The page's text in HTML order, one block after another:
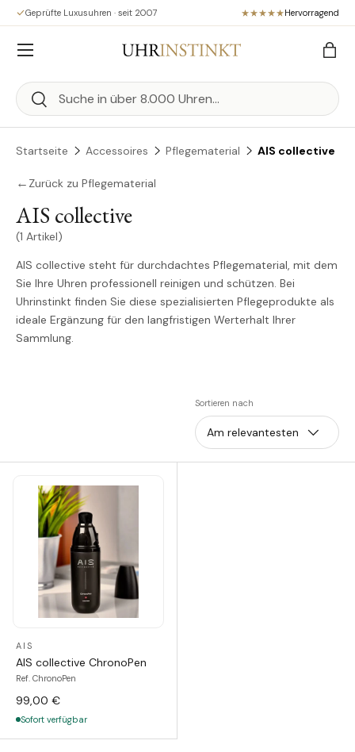
Direkt zum Inhalt
Geprüfte Luxusuhren · seit 2007 Hervorragend
Suchen
Suchen
Menü
Startseite Accessoires Pflegematerial AIS collective
← Zurück zu Pflegematerial
AIS collective
(1 Artikel)
AIS collective steht für durchdachtes Pflegematerial, mit dem
Sie Ihre Uhren professionell reinigen und schützen. Bei
Uhrinstinkt finden Sie diese spezialisierten Pflegeprodukte als
ideale Ergänzung für den langfristigen Werterhalt Ihrer
Sammlung.
Sortieren nach
Am relevantesten
AIS
AIS collective ChronoPen
Ref. ChronoPen
99,00 €
Sofort verfügbar